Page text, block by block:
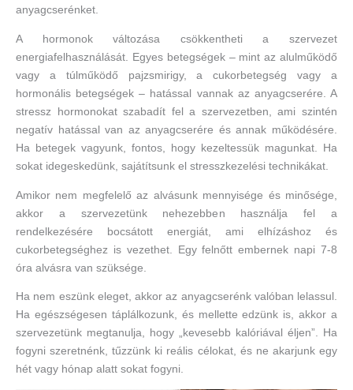
anyagcserénket.
A hormonok változása csökkentheti a szervezet
energiafelhasználását. Egyes betegségek – mint az alulműködő
vagy a túlműködő pajzsmirigy, a cukorbetegség vagy a
hormonális betegségek – hatással vannak az anyagcserére. A
stressz hormonokat szabadít fel a szervezetben, ami szintén
negatív hatással van az anyagcserére és annak működésére.
Ha betegek vagyunk, fontos, hogy kezeltessük magunkat. Ha
sokat idegeskedünk, sajátítsunk el stresszkezelési technikákat.
Amikor nem megfelelő az alvásunk mennyisége és minősége,
akkor a szervezetünk nehezebben használja fel a
rendelkezésére bocsátott energiát, ami elhízáshoz és
cukorbetegséghez is vezethet. Egy felnőtt embernek napi 7-8
óra alvásra van szüksége.
Ha nem eszünk eleget, akkor az anyagcserénk valóban lelassul.
Ha egészségesen táplálkozunk, és mellette edzünk is, akkor a
szervezetünk megtanulja, hogy „kevesebb kalóriával éljen”. Ha
fogyni szeretnénk, tűzzünk ki reális célokat, és ne akarjunk egy
hét vagy hónap alatt sokat fogyni.